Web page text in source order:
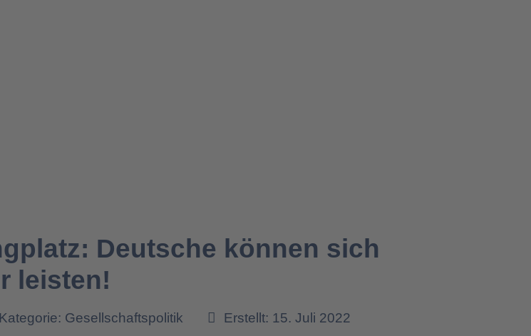
Deutsche können sich
leisten!
Kategorie: Gesellschaftspolitik Erstellt: 15. Juli 2022